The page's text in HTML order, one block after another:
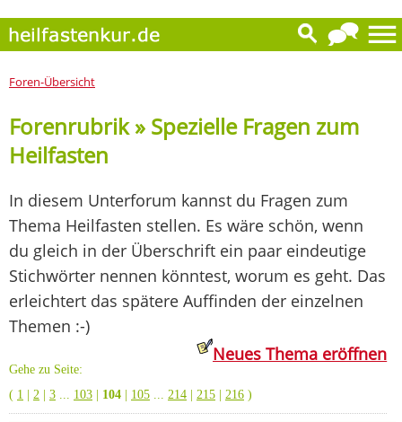
Foren-Übersicht
Forenrubrik » Spezielle Fragen zum
Heilfasten
In diesem Unterforum kannst du Fragen zum
Thema Heilfasten stellen. Es wäre schön, wenn
du gleich in der Überschrift ein paar eindeutige
Stichwörter nennen könntest, worum es geht. Das
erleichtert das spätere Auffinden der einzelnen
Themen :-)
Neues Thema eröffnen
Gehe zu Seite:
( 1 2 3 103 104 105 214 215 216 )